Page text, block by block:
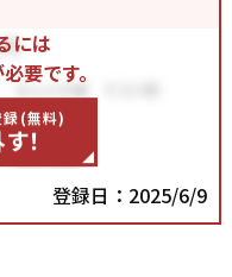
には
要です。
録(無料)
！
登録日：2025/6/9